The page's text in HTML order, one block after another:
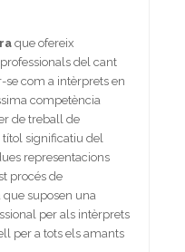
que ofereix
del cant
se com a intèrprets en
competència
de treball de
títol significatiu del
representacions
procés de
suposen una
per als intèrprets
per a tots els amants